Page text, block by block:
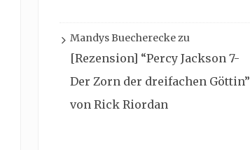
Mandys Buechereckezu
[Rezension] “Percy Jackson 7-
Der Zorn der dreifachen Göttin”
von Rick Riordan